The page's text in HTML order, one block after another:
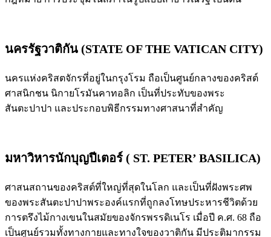
นครรัฐวาติกัน (STATE OF THE VATICAN CITY)
นครแห่งคริสตจักรที่อยู่ในกรุงโรม ถือเป็นศูนย์กลางของคริสต์
ศาสนิกชน นิกายโรมันคาทอลิก เป็นที่ประทับของพระ
สันตะปาปา และประกอบพิธีกรรมทางศาสนาที่สำคัญ
มหาวิหารนักบุญปีเตอร์ ( ST. PETER’ BASILICA)
ศาสนสถานของคริสต์ที่ใหญ่ที่สุดในโลก และเป็นที่ฝังพระศพ
ของพระสันตะปาปาพระองค์แรกที่ถูกลงโทษประหารชีวิตด้วย
การตรึงไม้กางเขนในสมัยของจักรพรรดิเนโร เมื่อปี ค.ศ. 68 ถือ
เป็นศูนย์รวมทั้งทางกายและทางใจของวาติกัน มีประติมากรรม